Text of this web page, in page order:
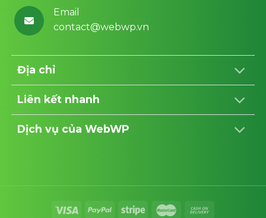
Email
contact@webwp.vn
Địa chỉ
Liên kết nhanh
Dịch vụ của WebWP